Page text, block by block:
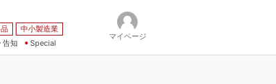
中小製造業
告知 Special
マイページ